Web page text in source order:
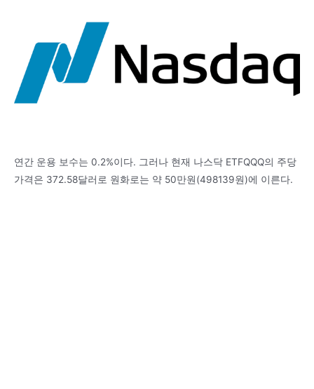
연간 운용 보수는 0.2%이다. 그러나 현재 나스닥 ETFQQQ의 주당
가격은 372.58달러로 원화로는 약 50만원(498139원)에 이른다.